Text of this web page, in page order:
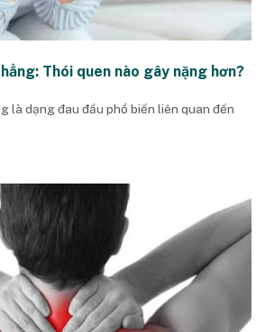
Thói quen nào gây nặng hơn?
là dạng đau đầu phổ biến liên quan đến